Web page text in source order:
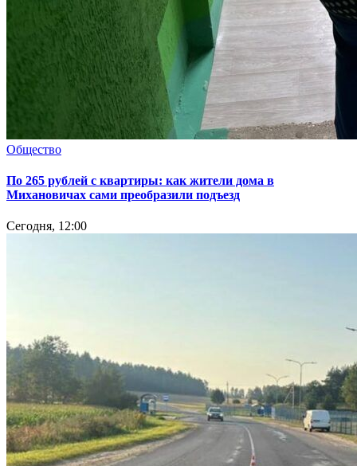
Общество
По 265 рублей с квартиры: как жители дома в
Михановичах сами преобразили подъезд
Сегодня, 12:00